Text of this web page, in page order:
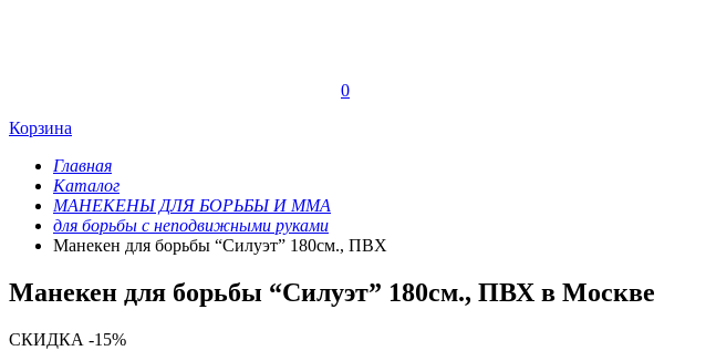
0
Корзина
Главная
Каталог
МАНЕКЕНЫ ДЛЯ БОРЬБЫ И ММА
для борьбы с неподвижными руками
Манекен для борьбы “Силуэт” 180см., ПВХ
Манекен для борьбы “Силуэт” 180см., ПВХ в Москве
СКИДКА -15%